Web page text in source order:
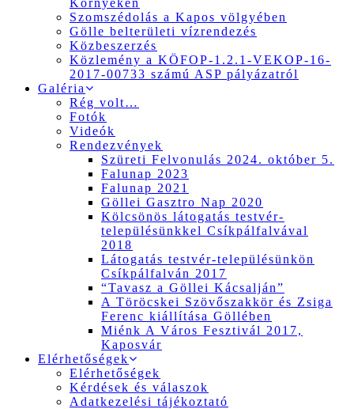
Környékén
Szomszédolás a Kapos völgyében
Gölle belterületi vízrendezés
Közbeszerzés
Közlemény a KÖFOP-1.2.1-VEKOP-16-
2017-00733 számú ASP pályázatról
Galéria
Rég volt…
Fotók
Videók
Rendezvények
Szüreti Felvonulás 2024. október 5.
Falunap 2023
Falunap 2021
Göllei Gasztro Nap 2020
Kölcsönös látogatás testvér-
településünkkel Csíkpálfalvával
2018
Látogatás testvér-településünkön
Csíkpálfalván 2017
“Tavasz a Göllei Kácsalján”
A Töröcskei Szövőszakkör és Zsiga
Ferenc kiállítása Göllében
Miénk A Város Fesztivál 2017,
Kaposvár
Elérhetőségek
Elérhetőségek
Kérdések és válaszok
Adatkezelési tájékoztató